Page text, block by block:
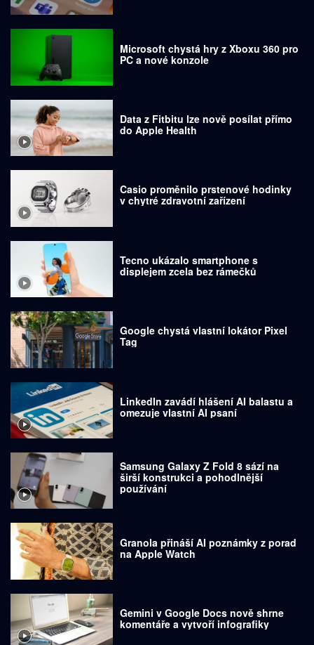
Microsoft chystá hry z Xboxu 360 pro
PC a nové konzole
Data z Fitbitu lze nově posílat přímo
do Apple Health
Casio proměnilo prstenové hodinky
v chytré zdravotní zařízení
Tecno ukázalo smartphone s
displejem zcela bez rámečků
Google chystá vlastní lokátor Pixel
Tag
LinkedIn zavádí hlášení AI balastu a
omezuje vlastní AI psaní
Samsung Galaxy Z Fold 8 sází na
širší konstrukci a pohodlnější
používání
Granola přináší AI poznámky z porad
na Apple Watch
Gemini v Google Docs nově shrne
komentáře a vytvoří infografiky